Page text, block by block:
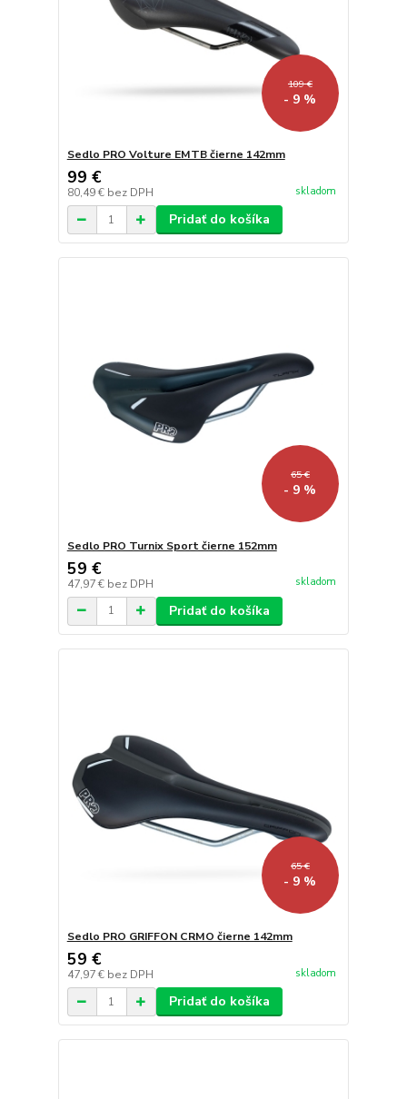
109 €
- 9 %
Sedlo PRO Volture EMTB čierne 142mm
99 €
80,49 € bez DPH skladom
Pridať do košíka
65 €
- 9 %
Sedlo PRO Turnix Sport čierne 152mm
59 €
47,97 € bez DPH skladom
Pridať do košíka
65 €
- 9 %
Sedlo PRO GRIFFON CRMO čierne 142mm
59 €
47,97 € bez DPH skladom
Pridať do košíka